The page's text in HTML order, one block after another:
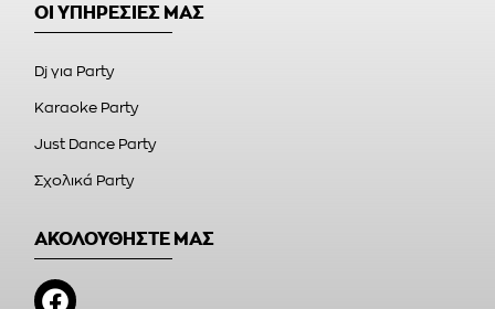
ΟΙ ΥΠΗΡΕΣΙΕΣ ΜΑΣ
Dj για Party
Karaoke Party
Just Dance Party
Σχολικά Party
ΑΚΟΛΟΥΘΗΣΤΕ ΜΑΣ